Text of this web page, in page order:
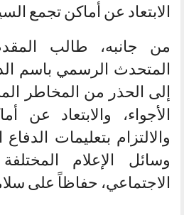
الابتعاد عن أماكن تجمع
من جانبه، طالب
المتحدث الرسمي باسم
إلى الحذر من المخاطر
الأجواء، والابتعاد عن
والالتزام بتعليمات
وسائل الإعلام
الاجتماعي، حفاظاً على